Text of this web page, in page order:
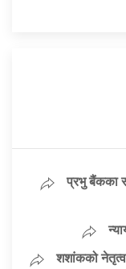
प्रभु बैंकका
शशांकको